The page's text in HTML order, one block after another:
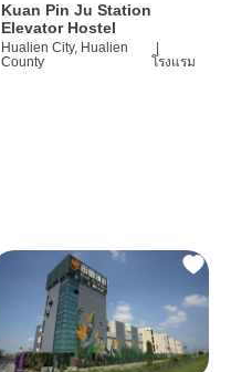
Kuan Pin Ju Station
Elevator Hostel
Hualien City, Hualien
County
โรงแรม